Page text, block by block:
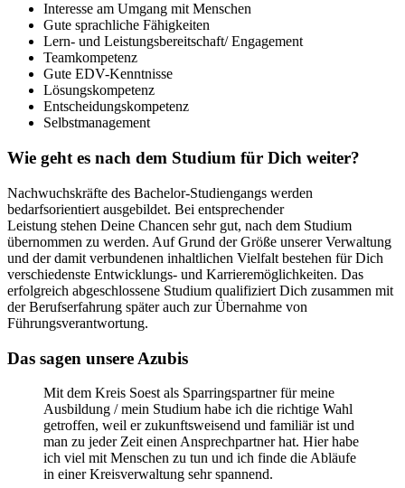
Interesse am Umgang mit Menschen
Gute sprachliche Fähigkeiten
Lern- und Leistungsbereitschaft/ Engagement
Teamkompetenz
Gute EDV-Kenntnisse
Lösungskompetenz
Entscheidungskompetenz
Selbstmanagement
Wie geht es nach dem Studium für Dich weiter?
Nachwuchskräfte des Bachelor-Studiengangs werden
bedarfsorientiert ausgebildet. Bei entsprechender
Leistung stehen Deine Chancen sehr gut, nach dem Studium
übernommen zu werden. Auf Grund der Größe unserer Verwaltung
und der damit verbundenen inhaltlichen Vielfalt bestehen für Dich
verschiedenste Entwicklungs- und Karrieremöglichkeiten. Das
erfolgreich abgeschlossene Studium qualifiziert Dich zusammen mit
der Berufserfahrung später auch zur Übernahme von
Führungsverantwortung.
Das sagen unsere Azubis
Mit dem Kreis Soest als Sparringspartner für meine
Ausbildung / mein Studium habe ich die richtige Wahl
getroffen, weil er zukunftsweisend und familiär ist und
man zu jeder Zeit einen Ansprechpartner hat. Hier habe
ich viel mit Menschen zu tun und ich finde die Abläufe
in einer Kreisverwaltung sehr spannend.